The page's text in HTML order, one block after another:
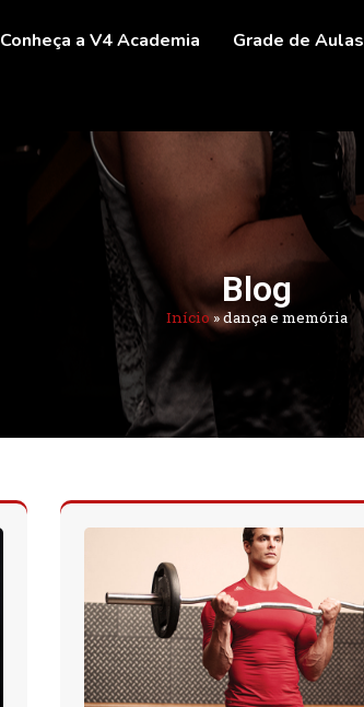
Conheça a V4 Academia Grade de Aulas
Blog
Início»dança e memória